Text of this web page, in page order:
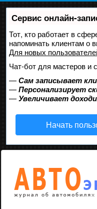
Сервис онлайн-
Тот, кто работает в
напоминать клиентам
Для новых
Чат-бот для мастеров и
—Сам записывает
—Персонализирует
—Увеличивает
Начать